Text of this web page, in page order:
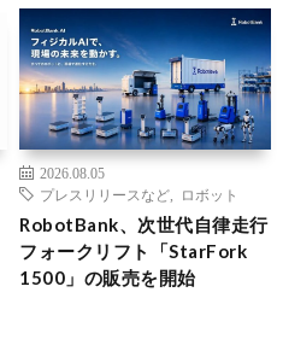
2026.08.05
プレスリリースなど
ロボット
RobotBank、次世代自律走行
フォークリフト「StarFork
1500」の販売を開始